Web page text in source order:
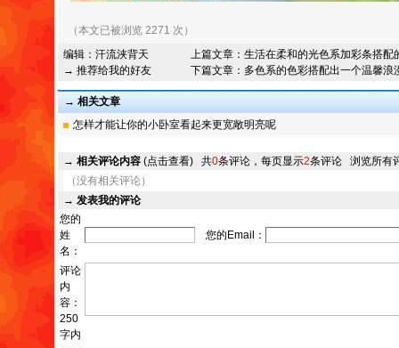
（本文已被浏览 2271 次）
编辑： 汗流浃背天
→ 推荐给我的好友
上篇文章： 生活在柔和的光色系加彩条搭配
下篇文章： 多色系的色彩搭配出一个温馨浪
→ 相关文章
怎样才能让你的小卧室看起来更宽敞明亮呢
→ 相关评论内容 (点击查看) 共0条评论，每页显示2条评论 浏览所有
（没有相关评论）
→ 发表我的评论
您的
姓
名：
您的Email：
评论
内
容：
250
字内